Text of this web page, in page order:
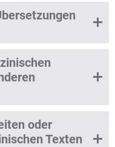
oder
Texten